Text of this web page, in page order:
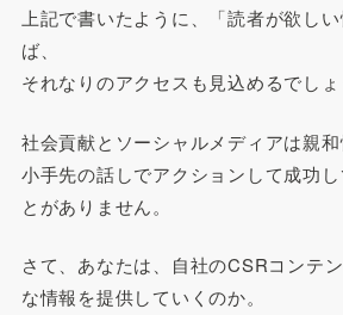
上記で書いたように、「読者が欲し
ば、
それなりのアクセスも見込めるでしょ
社会貢献とソーシャルメディアは親和
小手先の話しでアクションして成功
とがありません。
さて、あなたは、自社のCSRコンテ
な情報を提供していくのか。